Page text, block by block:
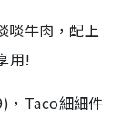
啖牛肉，配上
用!
，Taco細細件